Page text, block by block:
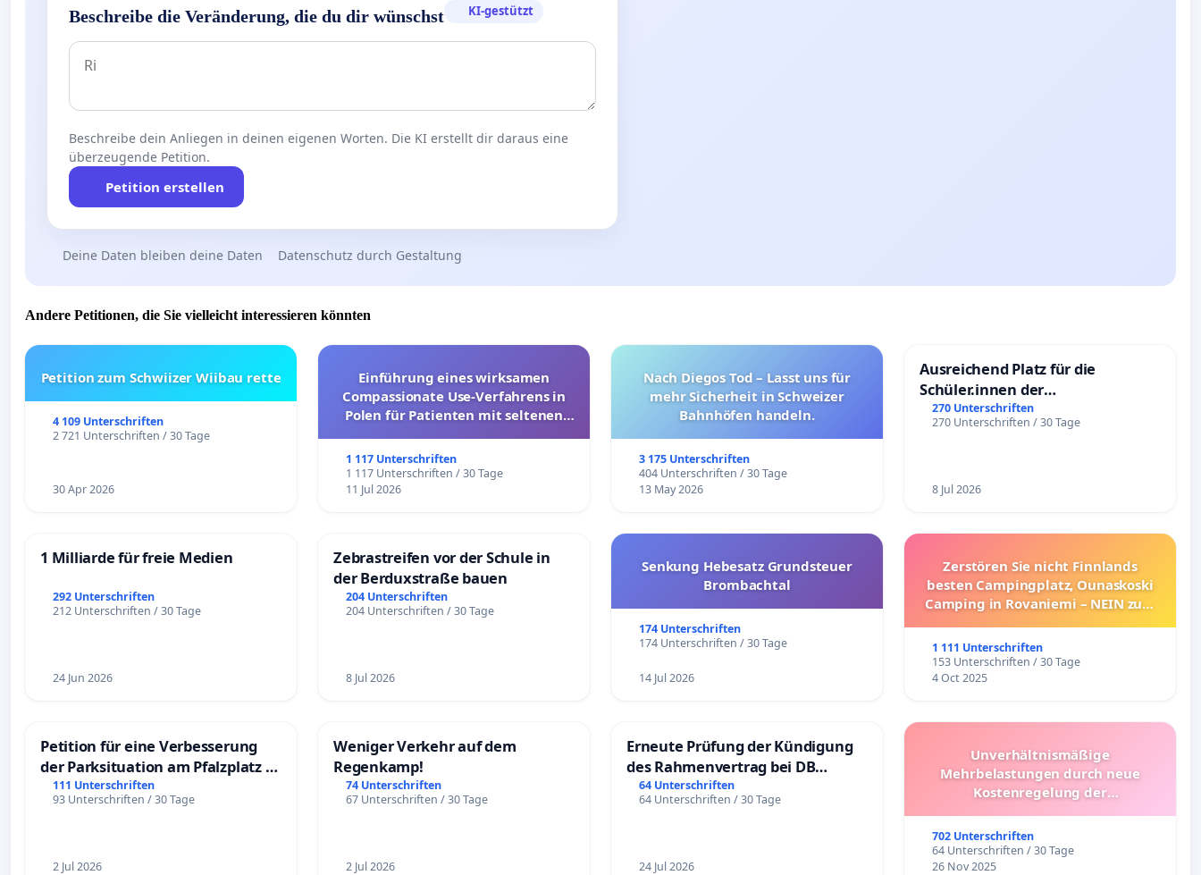
Beschreibe die Veränderung, die du dir wünschst KI-gestützt
Beschreibe dein Anliegen in deinen eigenen Worten. Die KI erstellt dir daraus eine
überzeugende Petition.
Petition erstellen
Deine Daten bleiben deine Daten Datenschutz durch Gestaltung
Andere Petitionen, die Sie vielleicht interessieren könnten
Petition zum Schwiizer Wiibau rette
4 109 Unterschriften
2 721 Unterschriften / 30 Tage
30 Apr 2026
Einführung eines wirksamen
Compassionate Use-Verfahrens in
Polen für Patienten mit seltenen
1 117 Unterschriften
1 117 Unterschriften / 30 Tage
11 Jul 2026
Nach Diegos Tod – Lasst uns für
mehr Sicherheit in Schweizer
Bahnhöfen handeln.
3 175 Unterschriften
404 Unterschriften / 30 Tage
13 May 2026
Ausreichend Platz für die
Schüler.innen der
Schönbergschule
270 Unterschriften
270 Unterschriften / 30 Tage
8 Jul 2026
1 Milliarde für freie Medien
292 Unterschriften
212 Unterschriften / 30 Tage
24 Jun 2026
Zebrastreifen vor der Schule in
der Berduxstraße bauen
204 Unterschriften
204 Unterschriften / 30 Tage
8 Jul 2026
Senkung Hebesatz Grundsteuer
Brombachtal
174 Unterschriften
174 Unterschriften / 30 Tage
14 Jul 2026
Zerstören Sie nicht Finnlands
besten Campingplatz, Ounaskoski
Camping in Rovaniemi – NEIN zum
1 111 Unterschriften
153 Unterschriften / 30 Tage
4 Oct 2025
Petition für eine Verbesserung
der Parksituation am Pfalzplatz in
Mannheim
111 Unterschriften
93 Unterschriften / 30 Tage
2 Jul 2026
Weniger Verkehr auf dem
Regenkamp!
74 Unterschriften
67 Unterschriften / 30 Tage
2 Jul 2026
Erneute Prüfung der Kündigung
des Rahmenvertrag bei DB
Fahrwegdienste Gmbh
64 Unterschriften
64 Unterschriften / 30 Tage
24 Jul 2026
Unverhältnismäßige
Mehrbelastungen durch neue
Kostenregelung der
Überprüfung und Alternativen
702 Unterschriften
64 Unterschriften / 30 Tage
26 Nov 2025